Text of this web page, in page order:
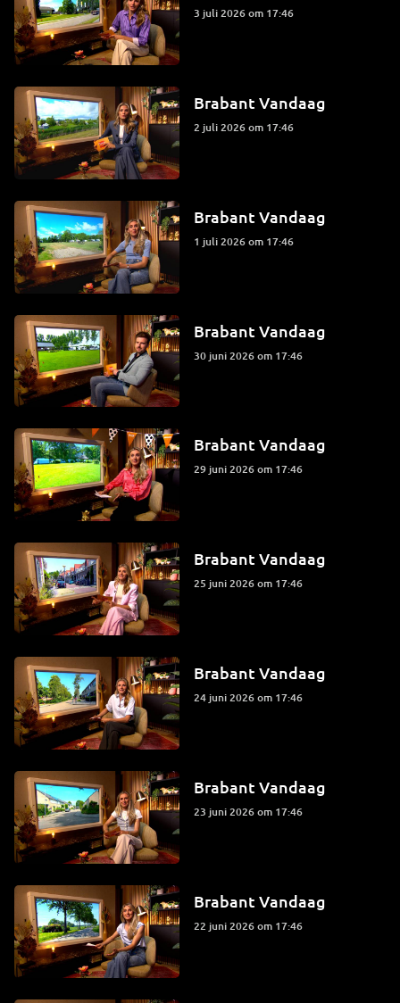
3 juli 2026 om 17:46
Brabant Vandaag
2 juli 2026 om 17:46
Brabant Vandaag
1 juli 2026 om 17:46
Brabant Vandaag
30 juni 2026 om 17:46
Brabant Vandaag
29 juni 2026 om 17:46
Brabant Vandaag
25 juni 2026 om 17:46
Brabant Vandaag
24 juni 2026 om 17:46
Brabant Vandaag
23 juni 2026 om 17:46
Brabant Vandaag
22 juni 2026 om 17:46